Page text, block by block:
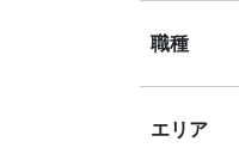
職種
エリア